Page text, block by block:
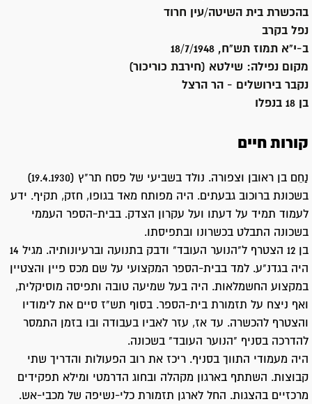
בהכשרת בית השיטה/עין חרוד
נפל בקרב
ב-י"א תמוז תש"ח, 18/7/1948
מקום נפילה: שילטא (חירבת כוריכור)
נקבר בירושלים - הר הרצל
בן 18 בנפלו
קורות חיים
נַחֵם בן ראובן וצפורה. נולד בשביעי של פסח תר"ץ (19.4.1930)
בשכונת ברוכוב גבעתים. היה מפותח מאד בגופו, חזק, תקיף. ידע
לעמוד תמיד על דעתו ועל עקרון הצדק. בבית-הספר העממי
בשכונה התבלט בכשרונו ובתפיסתו.
בן 12 הצטרף ל"הנוער העובד" ודבק בתנועה וברעיונותיה. מגיל 14
היה בגדנ"ע. למד בבית-הספר המקצועי על שם מכס פיין והצטיין
במקצוע החשמלאות. היה בעל שמיעה טובה ותפיסה מוסיקלית,
ואף ניצח על תזמורת בית-הספר. בסוף תש"ז סיים את לימודיו
והצטרף להכשרה. עד אז, עזר לאביו בעבודה ובו בזמן התמסר
להדרכה בסניף "הנוער העובד" בשכונה.
היה מעמודי התווך בסניף. ריכז את רוב הפעולות והדריך שתי
קבוצות. השתתף בארגון מקהלה ובחוג הדרמטי ומילא תפקידים
מרכזיים בהצגות. החל לארגן תזמורת כלי-נשיפה של מכבי-אש.